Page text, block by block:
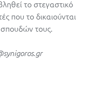
το στεγαστικό
που το δικαιούνται
σπουδών τους.